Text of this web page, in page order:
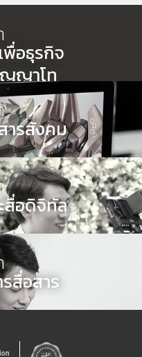
พื่อธุรกิจ
ญาโท
ดับปริญญาโท
.)
ารสังคม
ะทางด้านศิลปะ และ
กับคอมพิวเตอร์
ารนำเสนอในรูปแบบ
แอนิเมชัน พร้อมทั้ง
เบอร์และดิจิทัล ต่อย
นไลน์บน Platform
มพิวเตอร์ที่มีความ
ต้องการด้านการ
งคมธุรกิจ
สื่อดิจิทัล
างด้านการผลิต
กว้าง ได้เรียนรู้ใน
การสร้างสรรค์ผล
ครื่องมือการถ่ายทำ
บการแสดงผ่านสื่อ
ตร์
สื่อสาร
ภทต่างๆ เพื่อสาร